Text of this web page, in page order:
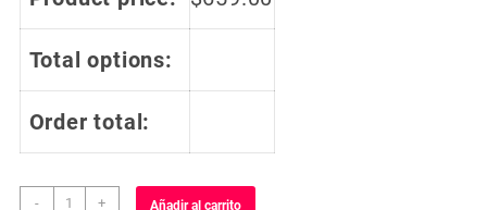
Total options:
Order total:
-
Licra
+ Añadir al carrito